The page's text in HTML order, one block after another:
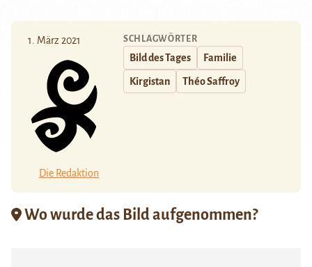
1. März 2021
Die Redaktion
SCHLAGWÖRTER
Bild des Tages Familie
Kirgistan Théo Saffroy
Wo wurde das Bild aufgenommen?